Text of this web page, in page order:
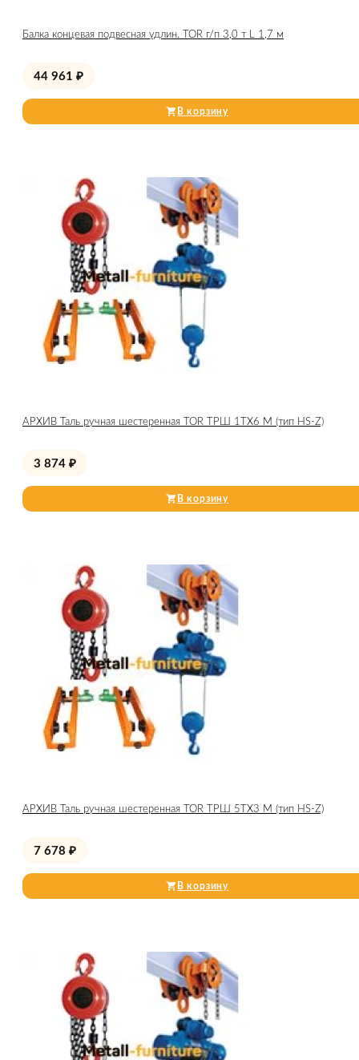
Балка концевая подвесная удлин. TOR г/п 3,0 т L 1,7 м
44 961 ₽
В корзину
АРХИВ Таль ручная шестеренная TOR ТРШ 1ТХ6 М (тип HS-Z)
3 874 ₽
В корзину
АРХИВ Таль ручная шестеренная TOR ТРШ 5ТХ3 М (тип HS-Z)
7 678 ₽
В корзину